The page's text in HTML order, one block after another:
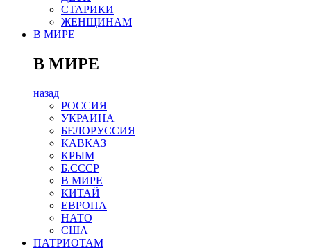
СТАРИКИ
ЖЕНЩИНАМ
В МИРЕ
В МИРЕ
назад
РОСCИЯ
УКРАИНА
БЕЛОРУССИЯ
КАВКАЗ
КРЫМ
Б.СССР
В МИРЕ
КИТАЙ
ЕВРОПА
НАТО
США
ПАТРИОТАМ